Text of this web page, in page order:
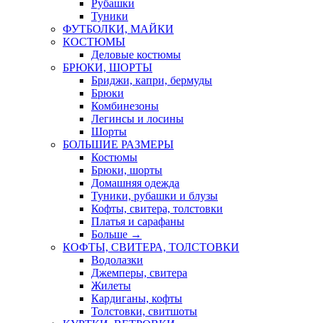
Рубашки
Туники
ФУТБОЛКИ, МАЙКИ
КОСТЮМЫ
Деловые костюмы
БРЮКИ, ШОРТЫ
Бриджи, капри, бермуды
Брюки
Комбинезоны
Легинсы и лосины
Шорты
БОЛЬШИЕ РАЗМЕРЫ
Костюмы
Брюки, шорты
Домашняя одежда
Туники, рубашки и блузы
Кофты, свитера, толстовки
Платья и сарафаны
Больше →
КОФТЫ, СВИТЕРА, ТОЛСТОВКИ
Водолазки
Джемперы, свитера
Жилеты
Кардиганы, кофты
Толстовки, свитшоты